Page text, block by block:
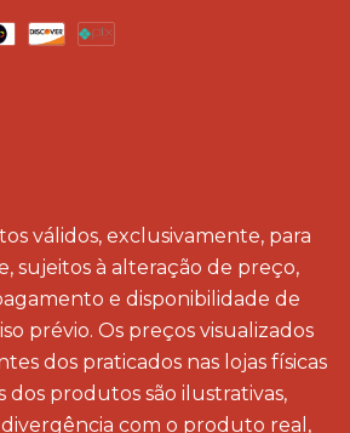
válidos, exclusivamente, para
sujeitos à alteração de preço,
e disponibilidade de
prévio. Os preços visualizados
dos praticados nas lojas físicas
dos produtos são ilustrativas,
com o produto real,